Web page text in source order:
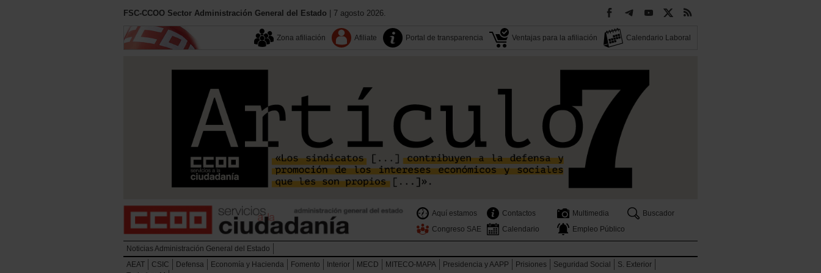
FSC-CCOO Sector Administración General del Estado | 7 agosto 2026.
Zona afiliación Afiliate Portal de transparencia Ventajas para la afiliación Calendario Laboral
Aquí estamos Contactos Multimedia
Buscador
Congreso SAE
Calendario Empleo Público
Noticias Administración General del Estado
AEAT
CSIC Defensa Economía y Hacienda Fomento Interior MECD MITECO-MAPA Presidencia y AAPP Prisiones Seguridad Social
S. Exterior